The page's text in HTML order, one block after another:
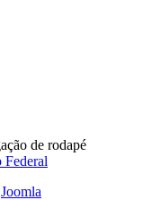
de rodapé
Joomla